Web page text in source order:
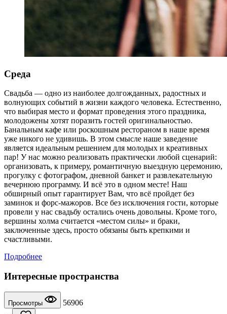
Среда
Свадьба — одно из наиболее долгожданных, радостных и
волнующих событий в жизни каждого человека. Естественно,
что выбирая место и формат проведения этого праздника,
молодожены хотят поразить гостей оригинальностью.
Банальным кафе или роскошным рестораном в наше время
уже никого не удивишь. В этом смысле наше заведение
является идеальным решением для молодых и креативных
пар! У нас можно реализовать практически любой сценарий:
организовать, к примеру, романтичную выездную церемонию,
прогулку с фотографом, дневной банкет и развлекательную
вечернюю программу. И всё это в одном месте! Наш
обширный опыт гарантирует Вам, что всё пройдет без
заминок и форс-мажоров. Все без исключения гости, которые
провели у нас свадьбу остались очень довольны. Кроме того,
вершины холма считается «местом силы» и браки,
заключенные здесь, просто обязаны быть крепкими и
счастливыми.
Подробнее
Интересные пространства
Просмотры
56906